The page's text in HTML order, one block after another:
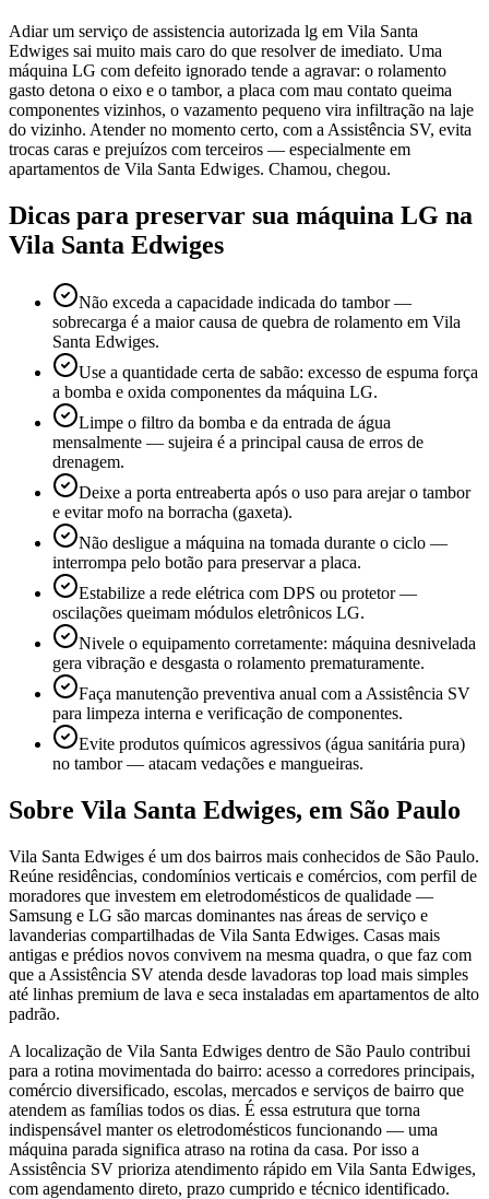
Adiar um serviço de assistencia autorizada lg em Vila Santa
Edwiges sai muito mais caro do que resolver de imediato. Uma
máquina LG com defeito ignorado tende a agravar: o rolamento
gasto detona o eixo e o tambor, a placa com mau contato queima
componentes vizinhos, o vazamento pequeno vira infiltração na laje
do vizinho. Atender no momento certo, com a Assistência SV, evita
trocas caras e prejuízos com terceiros — especialmente em
apartamentos de Vila Santa Edwiges. Chamou, chegou.
Dicas para preservar sua máquina LG na
Vila Santa Edwiges
Não exceda a capacidade indicada do tambor —
sobrecarga é a maior causa de quebra de rolamento em Vila
Santa Edwiges.
Use a quantidade certa de sabão: excesso de espuma força
a bomba e oxida componentes da máquina LG.
Limpe o filtro da bomba e da entrada de água
mensalmente — sujeira é a principal causa de erros de
drenagem.
Deixe a porta entreaberta após o uso para arejar o tambor
e evitar mofo na borracha (gaxeta).
Não desligue a máquina na tomada durante o ciclo —
interrompa pelo botão para preservar a placa.
Estabilize a rede elétrica com DPS ou protetor —
oscilações queimam módulos eletrônicos LG.
Nivele o equipamento corretamente: máquina desnivelada
gera vibração e desgasta o rolamento prematuramente.
Faça manutenção preventiva anual com a Assistência SV
para limpeza interna e verificação de componentes.
Evite produtos químicos agressivos (água sanitária pura)
no tambor — atacam vedações e mangueiras.
Sobre Vila Santa Edwiges, em São Paulo
Vila Santa Edwiges é um dos bairros mais conhecidos de São Paulo.
Reúne residências, condomínios verticais e comércios, com perfil de
moradores que investem em eletrodomésticos de qualidade —
Samsung e LG são marcas dominantes nas áreas de serviço e
lavanderias compartilhadas de Vila Santa Edwiges. Casas mais
antigas e prédios novos convivem na mesma quadra, o que faz com
que a Assistência SV atenda desde lavadoras top load mais simples
até linhas premium de lava e seca instaladas em apartamentos de alto
padrão.
A localização de Vila Santa Edwiges dentro de São Paulo contribui
para a rotina movimentada do bairro: acesso a corredores principais,
comércio diversificado, escolas, mercados e serviços de bairro que
atendem as famílias todos os dias. É essa estrutura que torna
indispensável manter os eletrodomésticos funcionando — uma
máquina parada significa atraso na rotina da casa. Por isso a
Assistência SV prioriza atendimento rápido em Vila Santa Edwiges,
com agendamento direto, prazo cumprido e técnico identificado.